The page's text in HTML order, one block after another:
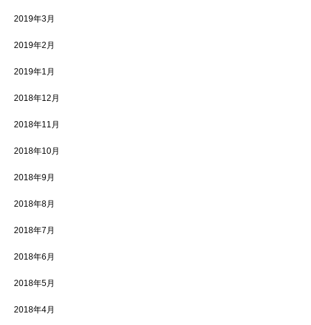
2019年3月
2019年2月
2019年1月
2018年12月
2018年11月
2018年10月
2018年9月
2018年8月
2018年7月
2018年6月
2018年5月
2018年4月